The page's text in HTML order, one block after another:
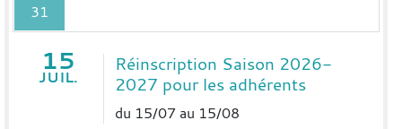
31
15
JUIL.
Réinscription Saison 2026-
2027 pour les adhérents
du 15/07 au 15/08